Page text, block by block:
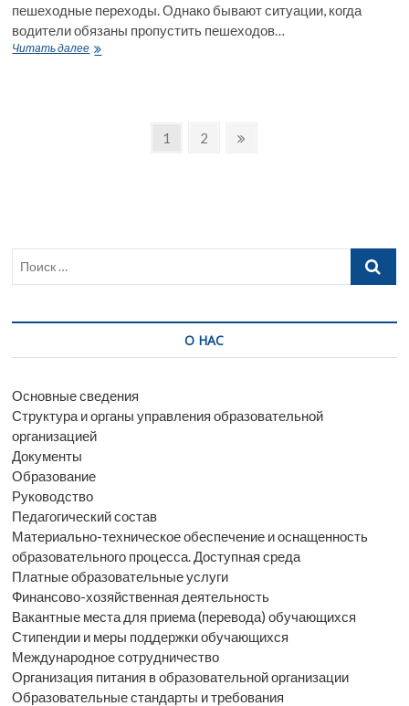
пешеходные переходы. Однако бывают ситуации, когда
водители обязаны пропустить пешеходов…
Читать далееГИБДД
Page
1 Page
2
Поиск
О НАС
Основные сведения
Структура и органы управления образовательной
организацией
Документы
Образование
Руководство
Педагогический состав
Материально-техническое обеспечение и оснащенность
образовательного процесса. Доступная среда
Платные образовательные услуги
Финансово-хозяйственная деятельность
Вакантные места для приема (перевода) обучающихся
Стипендии и меры поддержки обучающихся
Международное сотрудничество
Организация питания в образовательной организации
Образовательные стандарты и требования